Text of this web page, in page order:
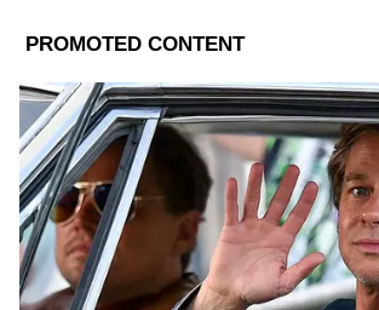
Source
2
11
Image Credit :Asianet News